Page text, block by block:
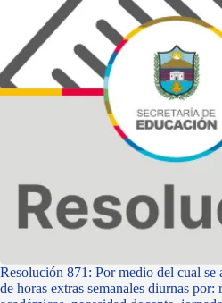
Resolución 871: Por medio del cual se
de horas extras semanales diurnas por: